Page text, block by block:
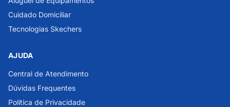
Cuidado Domiciliar
Tecnologias Skechers
AJUDA
Central de Atendimento
Dúvidas Frequentes
Política de Privacidade